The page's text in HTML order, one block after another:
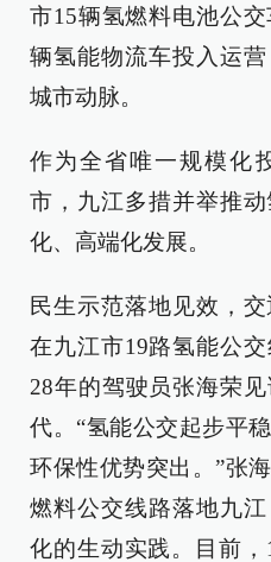
市15辆氢燃料电池公
辆氢能物流车投入运
城市动脉。
作为全省唯一规模化
市，九江多措并举推
化、高端化发展。
民生示范落地见效，
在九江市19路氢能公
28年的驾驶员张海荣
代。“氢能公交起步平
环保性优势突出。”张
燃料公交线路落地九
化的生动实践。目前